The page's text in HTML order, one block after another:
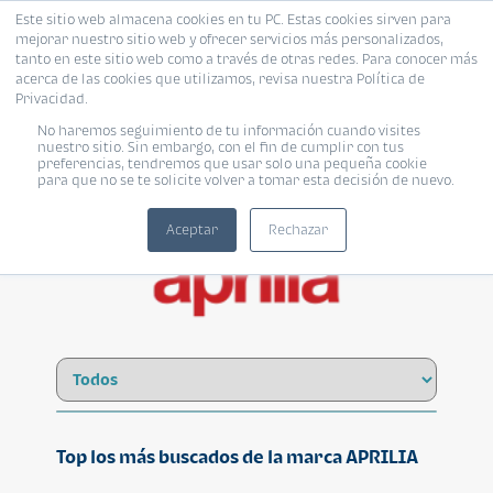
Este sitio web almacena cookies en tu PC. Estas cookies sirven para
mejorar nuestro sitio web y ofrecer servicios más personalizados,
tanto en este sitio web como a través de otras redes. Para conocer más
acerca de las cookies que utilizamos, revisa nuestra Política de
Privacidad.
No haremos seguimiento de tu información cuando visites
nuestro sitio. Sin embargo, con el fin de cumplir con tus
preferencias, tendremos que usar solo una pequeña cookie
para que no se te solicite volver a tomar esta decisión de nuevo.
Aceptar Rechazar
APRILIA
Top los más buscados de la marca APRILIA